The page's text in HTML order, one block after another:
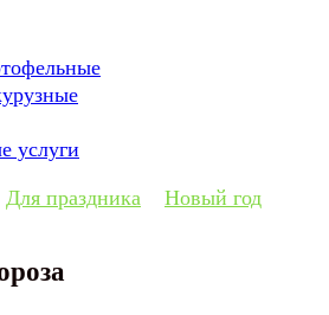
услуги
Для праздника Новый год